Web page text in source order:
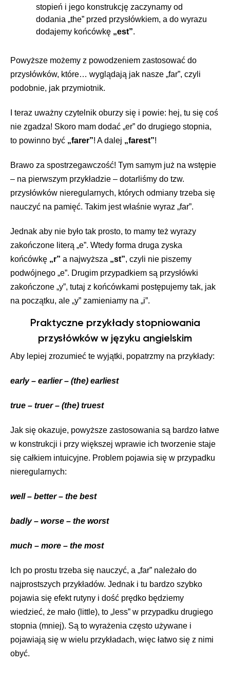
stopień i jego konstrukcję zaczynamy od
dodania „the” przed przysłówkiem, a do wyrazu
dodajemy końcówkę „est”.
Powyższe możemy z powodzeniem zastosować do
przysłówków, które… wyglądają jak nasze „far”, czyli
podobnie, jak przymiotnik.
I teraz uważny czytelnik oburzy się i powie: hej, tu się coś
nie zgadza! Skoro mam dodać „er” do drugiego stopnia,
to powinno być „farer”! A dalej „farest”!
Brawo za spostrzegawczość! Tym samym już na wstępie
– na pierwszym przykładzie – dotarliśmy do tzw.
przysłówków nieregularnych, których odmiany trzeba się
nauczyć na pamięć. Takim jest właśnie wyraz „far”.
Jednak aby nie było tak prosto, to mamy też wyrazy
zakończone literą „e”. Wtedy forma druga zyska
końcówkę „r” a najwyższa „st”, czyli nie piszemy
podwójnego „e”. Drugim przypadkiem są przysłówki
zakończone „y”, tutaj z końcówkami postępujemy tak, jak
na początku, ale „y” zamieniamy na „i”.
Praktyczne przykłady stopniowania
przysłówków w języku angielskim
Aby lepiej zrozumieć te wyjątki, popatrzmy na przykłady:
early – earlier – (the) earliest
true – truer – (the) truest
Jak się okazuje, powyższe zastosowania są bardzo łatwe
w konstrukcji i przy większej wprawie ich tworzenie staje
się całkiem intuicyjne. Problem pojawia się w przypadku
nieregularnych:
well – better – the best
badly – worse – the worst
much – more – the most
Ich po prostu trzeba się nauczyć, a „far” należało do
najprostszych przykładów. Jednak i tu bardzo szybko
pojawia się efekt rutyny i dość prędko będziemy
wiedzieć, że mało (little), to „less” w przypadku drugiego
stopnia (mniej). Są to wyrażenia często używane i
pojawiają się w wielu przykładach, więc łatwo się z nimi
obyć.